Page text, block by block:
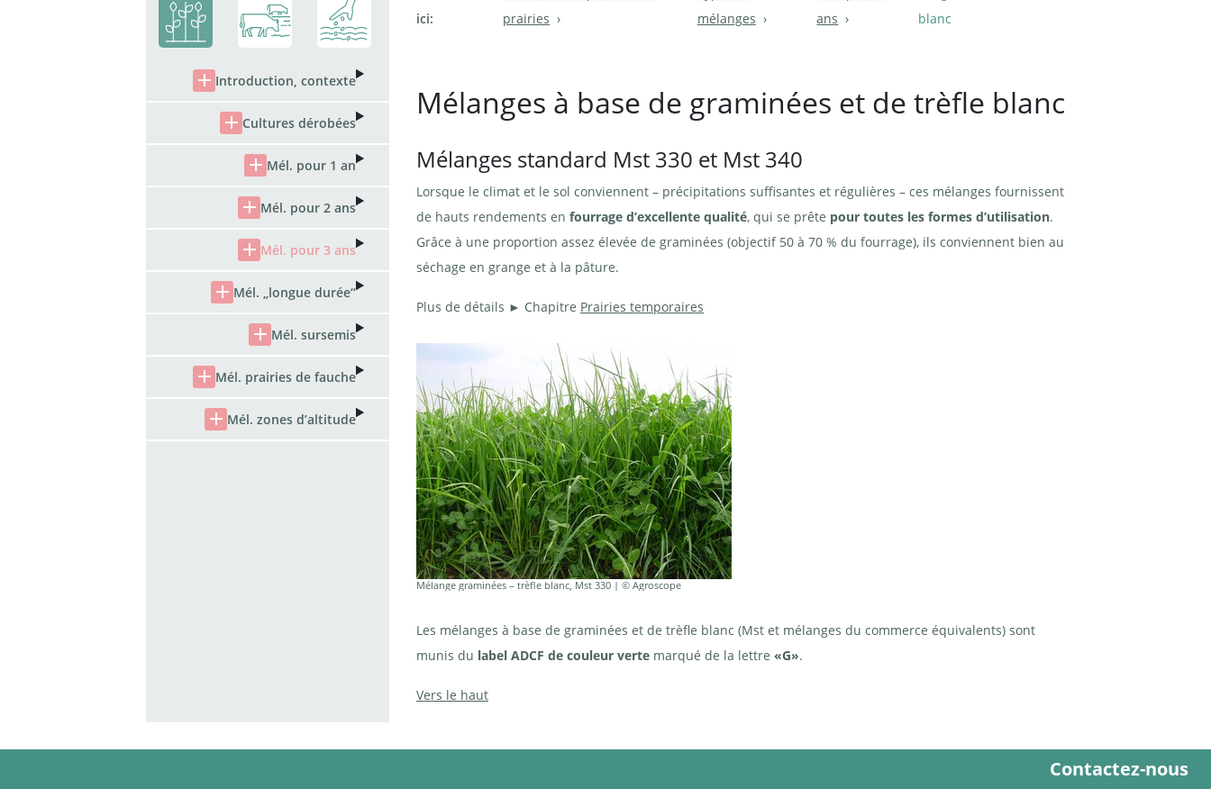
ici:
prairies
mélanges
ans
blanc
Mélanges à base de graminées et de trèfle blanc
Mélanges standard Mst 330 et Mst 340
Lorsque le climat et le sol conviennent – précipitations suffisantes et régulières – ces mélanges fournissent
de hauts rendements en fourrage d’excellente qualité, qui se prête pour toutes les formes d’utilisation.
Grâce à une proportion assez élevée de graminées (objectif 50 à 70 % du fourrage), ils conviennent bien au
séchage en grange et à la pâture.
Plus de détails ► Chapitre Prairies temporaires
Mélange graminées – trèfle blanc, Mst 330 | © Agroscope
Les mélanges à base de graminées et de trèfle blanc (Mst et mélanges du commerce équivalents) sont
munis du label ADCF de couleur verte marqué de la lettre «G».
Vers le haut
Contactez-nous